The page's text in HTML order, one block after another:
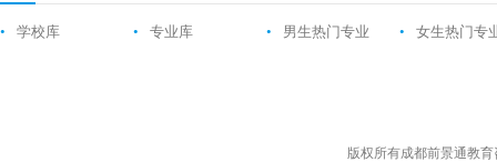
• 学校库 • 专业库 • 男生热门专业 • 女生热门专
版权所有成都前景通教